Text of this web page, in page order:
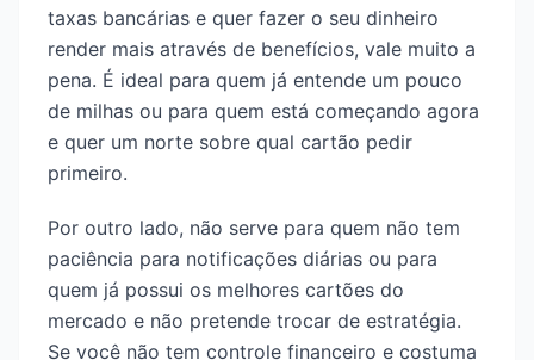
taxas bancárias e quer fazer o seu dinheiro
render mais através de benefícios, vale muito a
pena. É ideal para quem já entende um pouco
de milhas ou para quem está começando agora
e quer um norte sobre qual cartão pedir
primeiro.
Por outro lado, não serve para quem não tem
paciência para notificações diárias ou para
quem já possui os melhores cartões do
mercado e não pretende trocar de estratégia.
Se você não tem controle financeiro e costuma